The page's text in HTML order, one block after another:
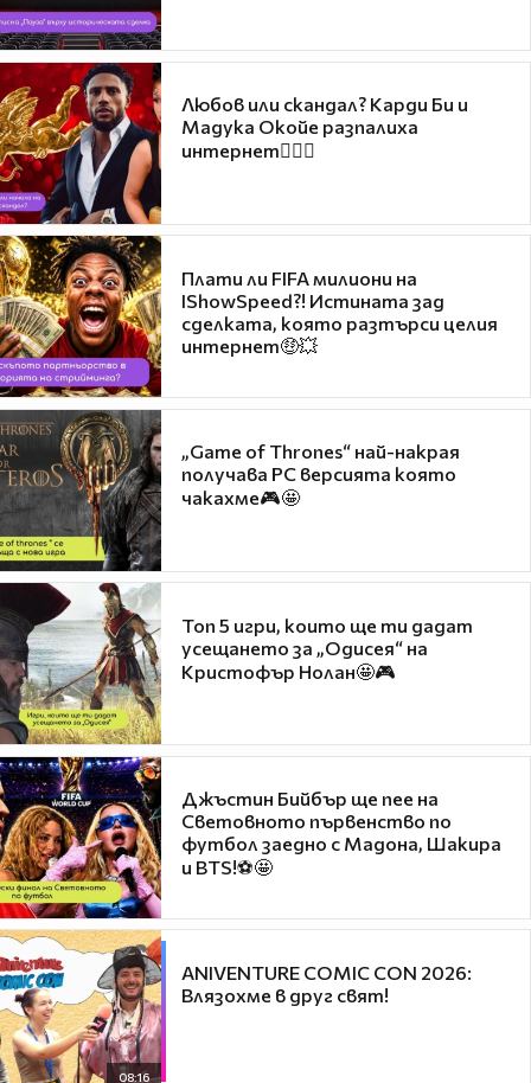
Любов или скандал? Карди Би и
Мадука Окойе разпалиха
интернет❤️‍🔥🔥
Плати ли FIFA милиони на
IShowSpeed?! Истината зад
сделката, която разтърси целия
интернет🤑💥
„Game of Thrones“ най-накрая
получава PC версията която
чакахме🎮🤩
Топ 5 игри, които ще ти дадат
усещането за „Одисея“ на
Кристофър Нолан🤩🎮
Джъстин Бийбър ще пее на
Световното първенство по
футбол заедно с Мадона, Шакира
и BTS!⚽🤩
08:16
ANIVENTURE COMIC CON 2026:
Влязохме в друг свят!